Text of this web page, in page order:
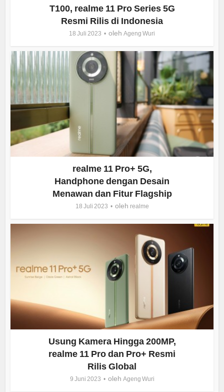
T100, realme 11 Pro Series 5G
Resmi Rilis di Indonesia
18 Juli 2023 oleh Ageng Wuri
realme 11 Pro+ 5G,
Handphone dengan Desain
Menawan dan Fitur Flagship
18 Juli 2023 oleh realme
Usung Kamera Hingga 200MP,
realme 11 Pro dan Pro+ Resmi
Rilis Global
9 Juni 2023 oleh Ageng Wuri